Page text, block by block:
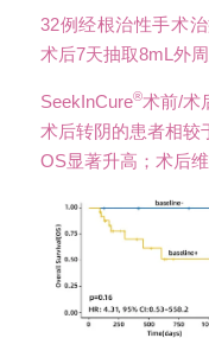
32例经根治性手术
术后7天抽取8mL外
SeekInCure®术前/术
术后转阴的患者相较
OS显著升高；术后